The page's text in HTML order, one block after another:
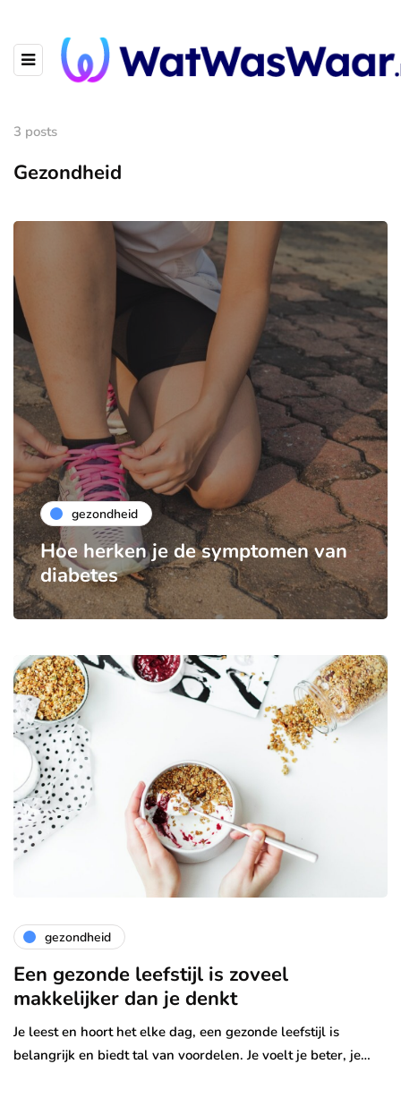
3 posts
Gezondheid
gezondheid
Hoe herken je de symptomen van
diabetes
gezondheid
Een gezonde leefstijl is zoveel
makkelijker dan je denkt
Je leest en hoort het elke dag, een gezonde leefstijl is
belangrijk en biedt tal van voordelen. Je voelt je beter, je…